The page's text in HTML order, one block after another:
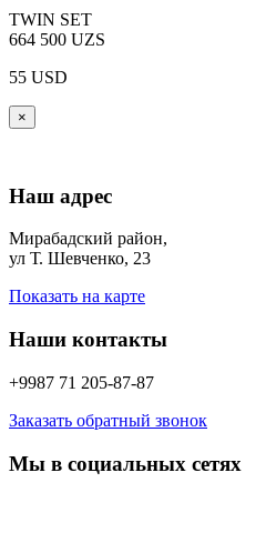
TWIN SET
664 500 UZS
55 USD
×
Наш адрес
Мирабадский район,
ул Т. Шевченко, 23
Показать на карте
Наши контакты
+9987 71 205-87-87
Заказать обратный звонок
Мы в социальных сетях